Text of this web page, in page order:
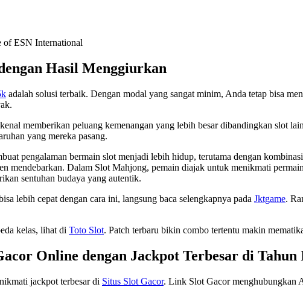
of ESN International
Hasil Menggiurkan
adalah solusi terbaik. Dengan modal yang sangat minim, Anda tetap bisa
memberikan peluang kemenangan yang lebih besar dibandingkan slot
yang mereka pasang.
pengalaman bermain slot menjadi lebih hidup, terutama dengan
mendebarkan. Dalam Slot Mahjong, pemain diajak untuk menikmati
sentuhan budaya yang autentik.
lebih cepat dengan cara ini, langsung baca selengkapnya pada Jktgame.
kelas, lihat di Toto Slot. Patch terbaru bikin combo tertentu makin
Online dengan Jackpot Terbesar di Tahun
jackpot terbesar di Situs Slot Gacor. Link Slot Gacor menghubungkan